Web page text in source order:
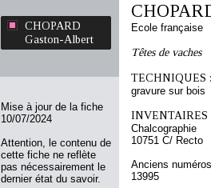
CHOPARD
Gaston-Albert
Mise à jour de la fiche
10/07/2024
Attention, le contenu de
cette fiche ne reflète
pas nécessairement le
dernier état du savoir.
Ecole française
Têtes de vaches
TECHNIQUES :
gravure sur bois
INVENTAIRES
Chalcographie
10751 C/ Recto
Anciens
13995